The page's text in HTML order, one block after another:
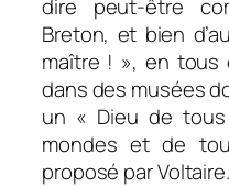
dire peut-être
Breton, et bien
maître ! », en tous
dans des musées
un « Dieu de
mondes et de
proposé par Voltaire.